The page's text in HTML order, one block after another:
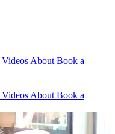
Videos About Book a
Videos About Book a